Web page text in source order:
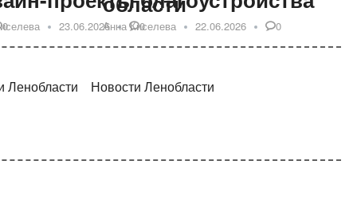
23.06.2026 0
Ленобласти
0 Анна Киселева 22.06.2026 0
Новости Ленобласти